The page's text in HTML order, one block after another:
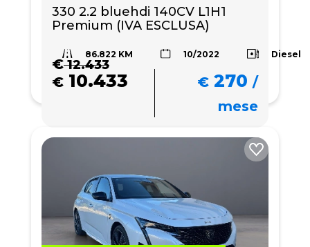
330 2.2 bluehdi 140CV L1H1
Premium (IVA ESCLUSA)
86.822 KM 10/2022 Diesel
€12.433
€ 10.433 € 270 /
mese